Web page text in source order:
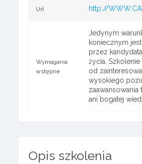
Url http://
Wymagania
wstępne
Jedynym
koniecznym
przez
życia.
od
wysokiego
ani bogatej
Opis szkolenia